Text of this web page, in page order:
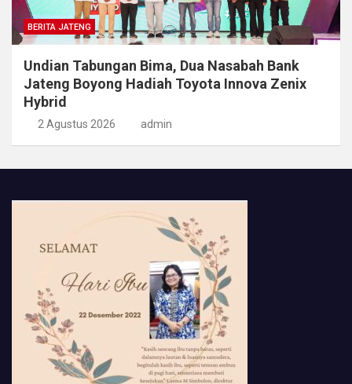
BERITA JATENG
Undian Tabungan Bima, Dua Nasabah Bank
Jateng Boyong Hadiah Toyota Innova Zenix
Hybrid
2 Agustus 2026 admin